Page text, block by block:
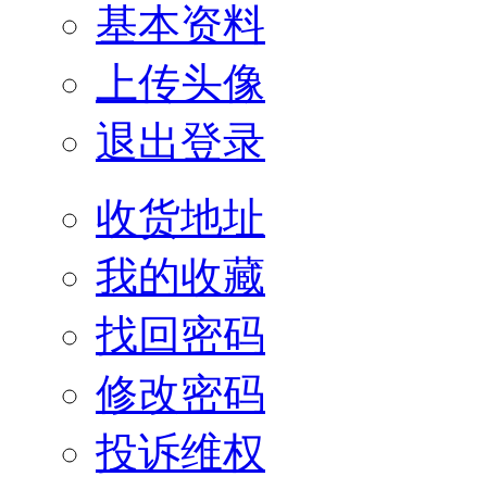
基本资料
上传头像
退出登录
收货地址
我的收藏
找回密码
修改密码
投诉维权